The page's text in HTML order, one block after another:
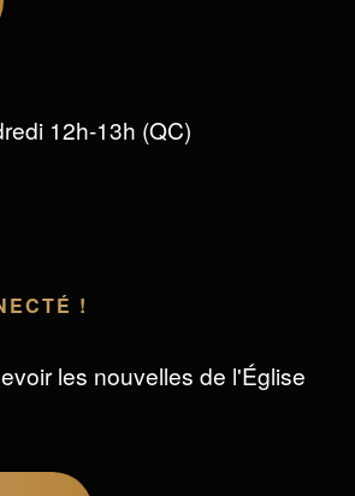
12h-13h (QC)
!
les nouvelles de l'Église